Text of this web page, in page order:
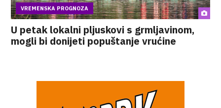
VREMENSKA PROGNOZA
U petak lokalni pljuskovi s grmljavinom,
mogli bi donijeti popuštanje vrućine